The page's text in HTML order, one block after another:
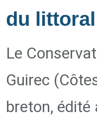
du
Le
Guirec
breton, édité